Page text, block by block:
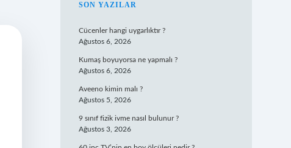
SIDEBAR
SON YAZILAR
Cücenler hangi uygarlıktır ?
Ağustos 6, 2026
Kumaş boyuyorsa ne yapmalı ?
Ağustos 6, 2026
Aveeno kimin malı ?
Ağustos 5, 2026
9 sınıf fizik ivme nasıl bulunur ?
Ağustos 3, 2026